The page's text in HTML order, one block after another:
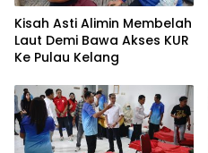
Kisah Asti Alimin Membelah
Laut Demi Bawa Akses KUR
Ke Pulau Kelang